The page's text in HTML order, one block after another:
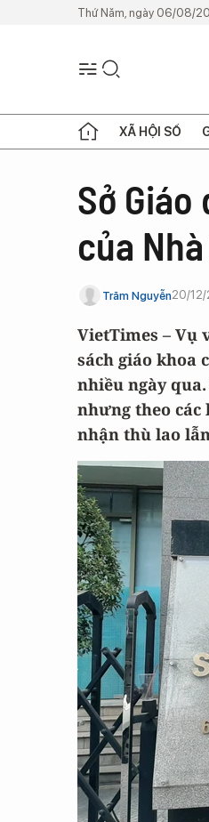
Thứ Năm, ngày 06/08/
XÃ HỘI SỐ
Sở
của
Trăm Nguyễn20/12/
VietTimes – Vụ
sách giáo khoa
nhiều ngày
nhưng theo các
nhận thù lao